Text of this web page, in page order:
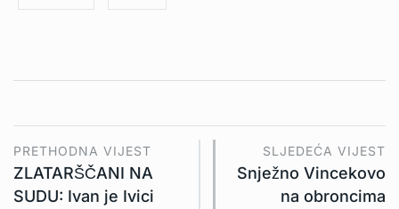
PRETHODNA VIJEST
ZLATARŠČANI NA
SUDU: Ivan je Ivici
SLJEDEĆA VIJEST
Snježno Vincekovo
na obroncima